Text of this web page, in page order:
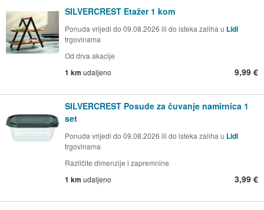
SILVERCREST Etažer 1 kom
Ponuda vrijedi do 09.08.2026 ili do isteka zaliha u Lidl
trgovinama
Od drva akacije
1 km udaljeno 9,99 €
SILVERCREST Posude za čuvanje namirnica 1
set
Ponuda vrijedi do 09.08.2026 ili do isteka zaliha u Lidl
trgovinama
Različite dimenzije i zapremnine
1 km udaljeno 3,99 €